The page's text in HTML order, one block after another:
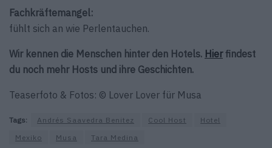
Fachkräftemangel:
fühlt sich an wie Perlentauchen.
Wir kennen die Menschen hinter den Hotels. Hierfindest
du noch mehr Hosts und ihre Geschichten.
Teaserfoto & Fotos: © Lover Lover für Musa
Tags: Andrés Saavedra Benitez Cool Host
Hotel
Mexiko
Musa Tara Medina